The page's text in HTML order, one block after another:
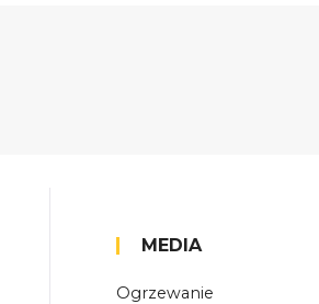
MEDIA
Ogrzewanie